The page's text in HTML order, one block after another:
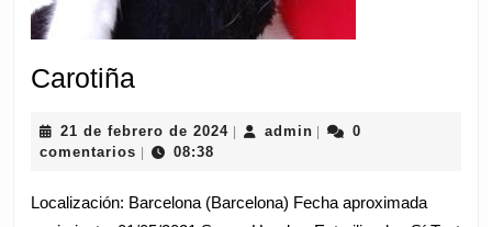
Carotiña
21 de febrero de 202421
2024
| adminadmin
|
0
comentarios | 08:38
Localización: Barcelona (Barcelona) Fecha aproximada